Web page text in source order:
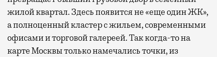
жилой квартал. Здесь появится не «еще один ЖК»,
а полноценный кластер с жильем, современными
офисами и торговой галереей. Так когда-то на
карте Москвы только намечались точки, из